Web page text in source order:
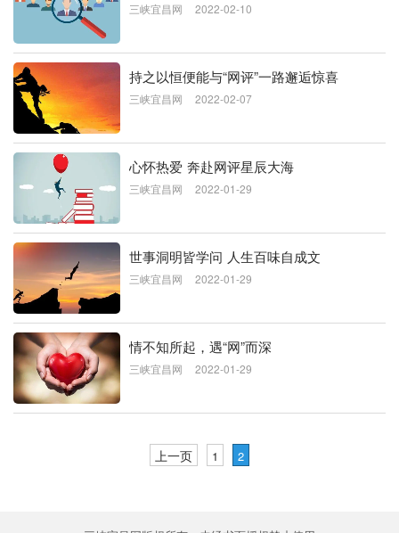
三峡宜昌网 2022-02-10
持之以恒便能与“网评”一路邂逅惊喜
三峡宜昌网 2022-02-07
心怀热爱 奔赴网评星辰大海
三峡宜昌网 2022-01-29
世事洞明皆学问 人生百味自成文
三峡宜昌网 2022-01-29
情不知所起，遇“网”而深
三峡宜昌网 2022-01-29
上一页 1 2